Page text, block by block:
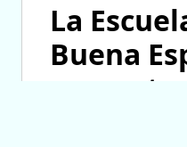
La
Buena